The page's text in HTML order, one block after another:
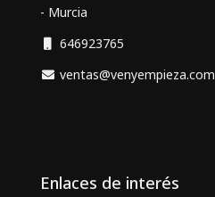
- Murcia
646923765
ventas@venyempieza.com
Enlaces de interés